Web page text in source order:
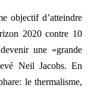
objectif d’atteindre
2020 contre 10
une «grande
Neil Jacobs. En
le thermalisme,